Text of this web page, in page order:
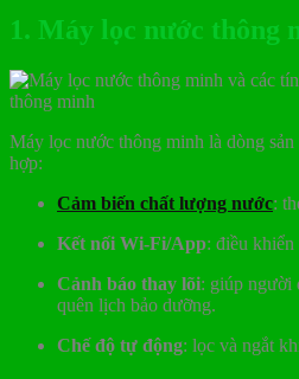
1. Máy lọc nước thông
Máy lọc nước thông minh là dòng
hợp:
Cảm biến chất lượng nước:
Kết nối Wi-Fi/App: điều khiển
Cảnh báo thay lõi: giúp người
quên lịch bảo dưỡng.
Chế độ tự động: lọc và ngắt